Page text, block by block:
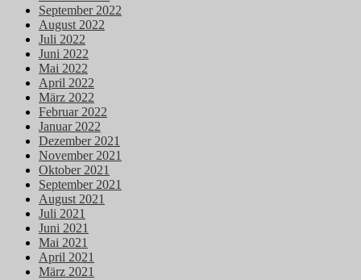
September 2022
August 2022
Juli 2022
Juni 2022
Mai 2022
April 2022
März 2022
Februar 2022
Januar 2022
Dezember 2021
November 2021
Oktober 2021
September 2021
August 2021
Juli 2021
Juni 2021
Mai 2021
April 2021
März 2021